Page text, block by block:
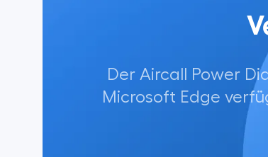
Der Aircall Power
Microsoft Edge